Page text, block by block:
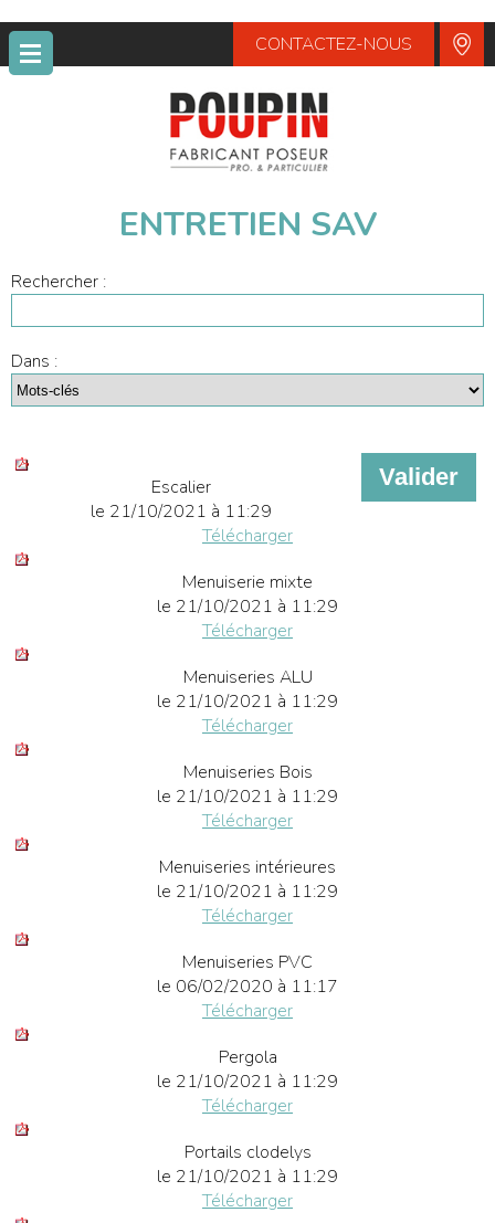
CONTACTEZ-NOUS
POUPIN
ENTRETIEN SAV
Rechercher :
Dans :
Escalier
le 21/10/2021 à 11:29
Télécharger
Menuiserie mixte
le 21/10/2021 à 11:29
Télécharger
Menuiseries ALU
le 21/10/2021 à 11:29
Télécharger
Menuiseries Bois
le 21/10/2021 à 11:29
Télécharger
Menuiseries intérieures
le 21/10/2021 à 11:29
Télécharger
Menuiseries PVC
le 06/02/2020 à 11:17
Télécharger
Pergola
le 21/10/2021 à 11:29
Télécharger
Portails clodelys
le 21/10/2021 à 11:29
Télécharger